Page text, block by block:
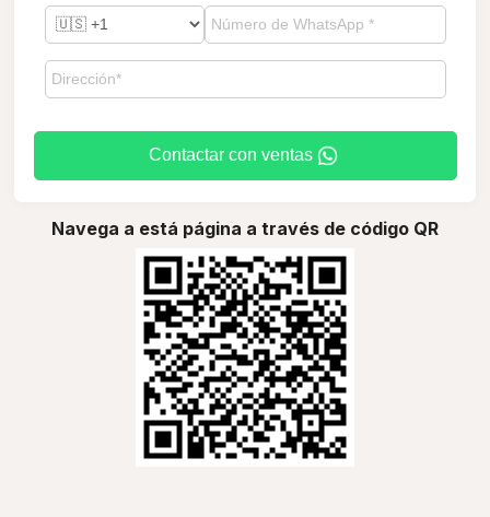
Contactar con ventas
Navega a está página a través de código QR